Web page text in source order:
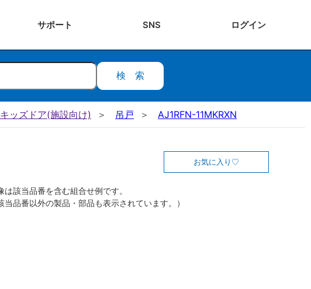
サポート SNS ログイン
検索
ッズドア(施設向け) 吊戸 AJ1RFN-11MKRXN
お気に入り
は該当品番を含む組合せ例です。
当品番以外の製品・部品も表示されています。）